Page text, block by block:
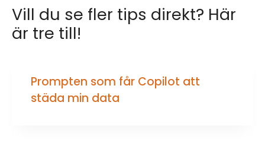
Vill du se fler tips direkt? Här
är tre till!
Prompten som får Copilot att
städa min data